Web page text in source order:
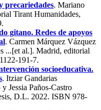
precariedades. Mariano
Tirant Humanidades,
gitano. Redes de apoyos
. Carmen Márquez Vázquez
...[et al.]. Madrid, editorial
191-7.
socioeducativa.
. Itziar Gandarias
Jessia Paños-Castro
D.L. 2022. ISBN 978-